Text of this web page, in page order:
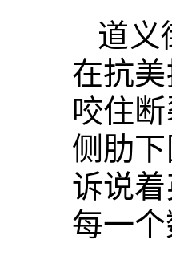
道义
在抗
咬住
侧肋
诉说
每一